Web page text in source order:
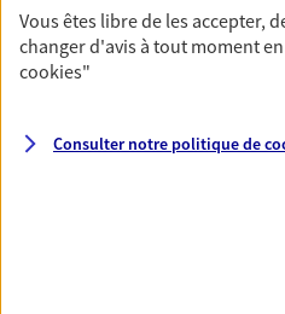
Découvrir l'offre Multirisque
DEMANDER
Vous êtes libre de les accepter,
changer d'avis à tout moment
cookies"
Consulter notre politique de